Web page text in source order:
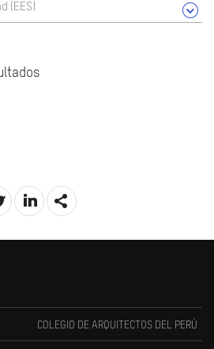
(EES)
COLEGIO DE ARQUITECTOS DEL PERÚ